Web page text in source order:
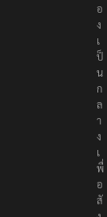
อ
ง
เ
ป็
น
ก
ล
า
ง
เ
พื่
อ
สั